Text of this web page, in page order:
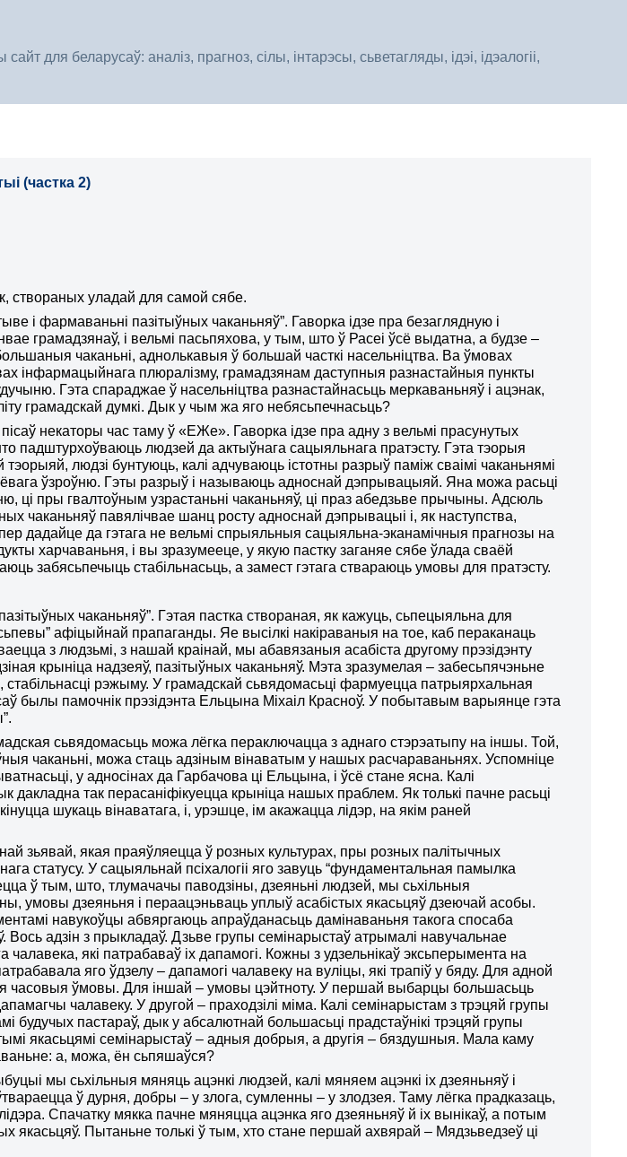
для беларусаў: аналіз, прагноз, сілы, інтарэсы, сьветагляды, ідэі, ідэалогіі,
(частка 2)
створаных уладай для самой сябе.
і фармаваньні пазітыўных чаканьняў”. Гаворка ідзе пра безаглядную і
грамадзянаў, і вельмі пасьпяхова, у тым, што ў Расеі ўсё выдатна, а будзе –
чаканьні, аднолькавыя ў большай часткі насельніцтва. Ва ўмовах
інфармацыйнага плюралізму, грамадзянам даступныя разнастайныя пункты
Гэта спараджае ў насельніцтва разнастайнасьць меркаваньняў і ацэнак,
грамадскай думкі. Дык у чым жа яго небясьпечнасьць?
некаторы час таму ў «ЕЖе». Гаворка ідзе пра адну з вельмі прасунутых
падштурхоўваюць людзей да актыўнага сацыяльнага пратэсту. Гэта тэорыя
тэорыяй, людзі бунтуюць, калі адчуваюць істотны разрыў паміж сваімі чаканьнямі
ўзроўню. Гэты разрыў і называюць адноснай дэпрывацыяй. Яна можа расьці
ці пры гвалтоўным узрастаньні чаканьняў, ці праз абедзьве прычыны. Адсюль
чаканьняў павялічвае шанц росту адноснай дэпрывацыі і, як наступства,
дадайце да гэтага не вельмі спрыяльныя сацыяльна-эканамічныя прагнозы на
харчаваньня, і вы зразумееце, у якую пастку заганяе сябе ўлада сваёй
забясьпечыць стабільнасьць, а замест гэтага ствараюць умовы для пратэсту.
чаканьняў”. Гэтая пастка створаная, як кажуць, сьпецыяльна для
афіцыйнай прапаганды. Яе высілкі накіраваныя на тое, каб пераканаць
з людзьмі, з нашай краінай, мы абавязаныя асабіста другому прэзідэнту
крыніца надзеяў, пазітыўных чаканьняў. Мэта зразумелая – забесьпячэньне
стабільнасці рэжыму. У грамадскай сьвядомасьці фармуецца патрыярхальная
былы памочнік прэзідэнта Ельцына Міхаіл Красноў. У побытавым варыянце гэта
сьвядомасьць можа лёгка пераключацца з аднаго стэрэатыпу на іншы. Той,
чаканьні, можа стаць адзіным вінаватым у нашых расчараваньнях. Успомніце
у адносінах да Гарбачова ці Ельцына, і ўсё стане ясна. Калі
дакладна так перасаніфікуецца крыніца нашых праблем. Як толькі пачне расьці
шукаць вінаватага, і, урэшце, ім акажацца лідэр, на якім раней
зьявай, якая праяўляецца ў розных культурах, пры розных палітычных
статусу. У сацыяльнай псіхалогіі яго завуць “фундаментальная памылка
ў тым, што, тлумачачы паводзіны, дзеяньні людзей, мы сьхільныя
умовы дзеяньня і пераацэньваць уплыў асабістых якасьцяў дзеючай асобы.
навукоўцы абвяргаюць апраўданасьць дамінаваньня такога спосаба
Вось адзін з прыкладаў. Дзьве групы семінарыстаў атрымалі навучальнае
які патрабаваў іх дапамогі. Кожны з удзельнікаў эксьперымента на
яго ўдзелу – дапамогі чалавеку на вуліцы, які трапіў у бяду. Для адной
часовыя ўмовы. Для іншай – умовы цэйтноту. У першай выбарцы большасьць
чалавеку. У другой – праходзілі міма. Калі семінарыстам з трэцяй групы
будучых пастараў, дык у абсалютнай большасьці прадстаўнікі трэцяй групы
якасьцямі семінарыстаў – адныя добрыя, а другія – бяздушныя. Мала каму
а, можа, ён сьпяшаўся?
мы сьхільныя мяняць ацэнкі людзей, калі мяняем ацэнкі іх дзеяньняў і
ў дурня, добры – у злога, сумленны – у злодзея. Таму лёгка прадказаць,
Спачатку мякка пачне мяняцца ацэнка яго дзеяньняў й іх вынікаў, а потым
якасьцяў. Пытаньне толькі ў тым, хто стане першай ахвярай – Мядзьведзеў ці